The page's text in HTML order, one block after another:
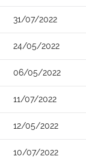
31/07/2022
24/05/2022
06/05/2022
11/07/2022
12/05/2022
10/07/2022